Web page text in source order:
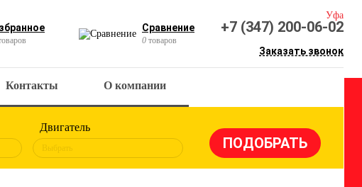
Сравнение
0 товаров
Уфа
+7 (347) 200-06-02
Заказать звонок
Контакты О компании
Двигатель
Выбрать